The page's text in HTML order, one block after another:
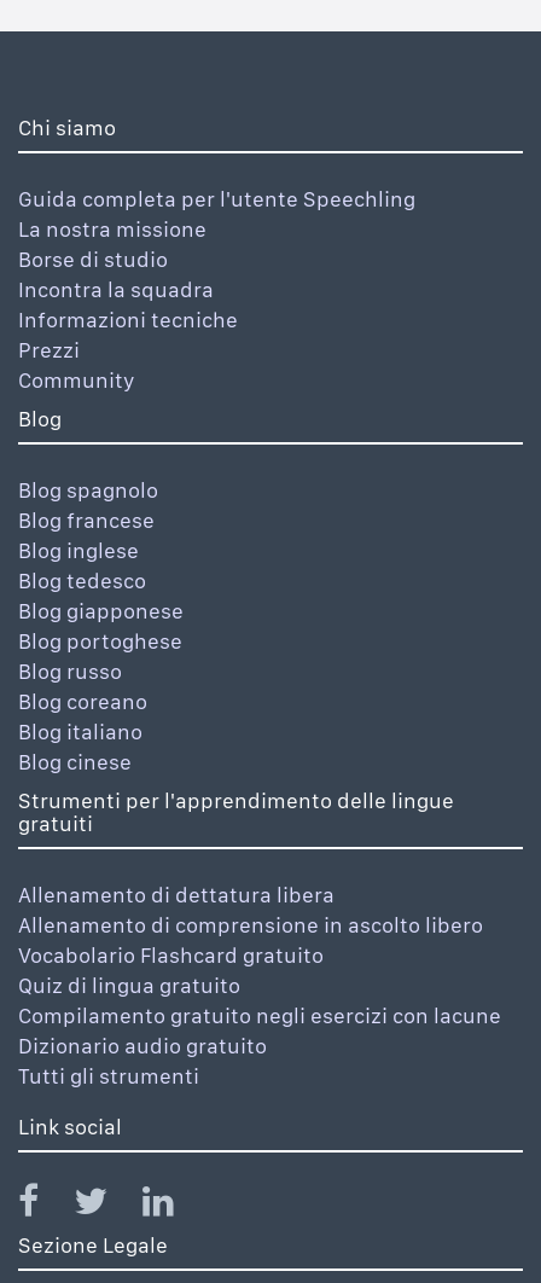
Chi siamo
Guida completa per l'utente Speechling
La nostra missione
Borse di studio
Incontra la squadra
Informazioni tecniche
Prezzi
Community
Blog
Blog spagnolo
Blog francese
Blog inglese
Blog tedesco
Blog giapponese
Blog portoghese
Blog russo
Blog coreano
Blog italiano
Blog cinese
Strumenti per l'apprendimento delle lingue
gratuiti
Allenamento di dettatura libera
Allenamento di comprensione in ascolto libero
Vocabolario Flashcard gratuito
Quiz di lingua gratuito
Compilamento gratuito negli esercizi con lacune
Dizionario audio gratuito
Tutti gli strumenti
Link social
Sezione Legale